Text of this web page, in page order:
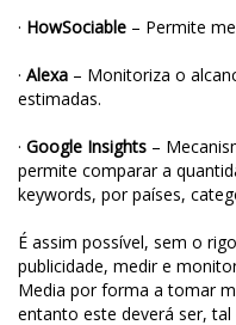
· HowSociable – Permite
· Alexa – Monitoriza o
estimadas.
· Google Insights –
permite comparar a
keywords, por países,
É assim possível, sem o
publicidade, medir e
Media por forma a tomar
entanto este deverá ser,